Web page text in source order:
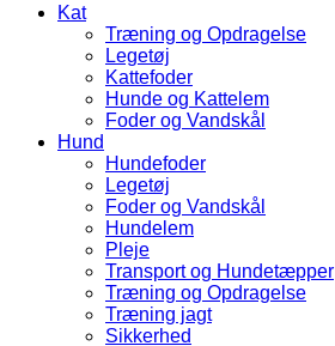
Kat
Træning og Opdragelse
Legetøj
Kattefoder
Hunde og Kattelem
Foder og Vandskål
Hund
Hundefoder
Legetøj
Foder og Vandskål
Hundelem
Pleje
Transport og Hundetæpper
Træning og Opdragelse
Træning jagt
Sikkerhed